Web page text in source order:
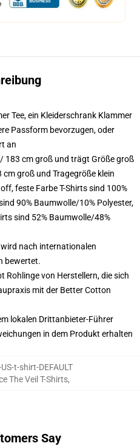
Tee, ein Kleiderschrank Klammer
Passform bevorzugen, oder
an
183 cm groß und trägt Größe groß
groß und Tragegröße klein
feste Farbe T-Shirts sind 100%
90% Baumwolle/10% Polyester,
sind 52% Baumwolle/48%
nach internationalen
bewertet.
Rohlinge von Herstellern, die sich
mit der Better Cotton
lokalen Drittanbieter-Führer
in dem Produkt erhalten
t-shirt-DEFAULT
The Veil T-Shirts,
Say